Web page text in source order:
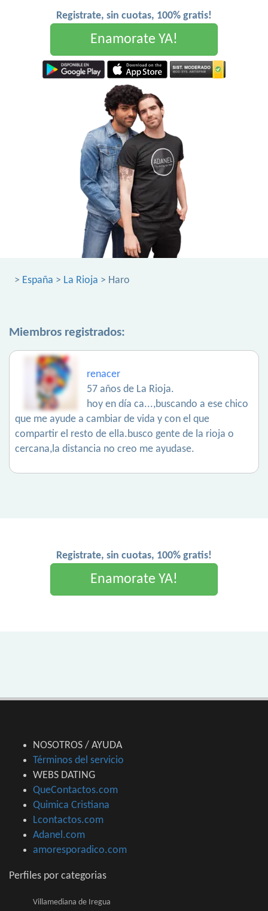
Registrate, sin cuotas, 100% gratis!
Enamorate YA!
> España > La Rioja > Haro
Miembros registrados:
renacer
57 años de La Rioja.
hoy en día ca...,buscando a ese chico
que me ayude a cambiar de vida y con el que
compartir el resto de ella.busco gente de la rioja o
cercana,la distancia no creo me ayudase.
Registrate, sin cuotas, 100% gratis!
Enamorate YA!
NOSOTROS / AYUDA
Términos del servicio
WEBS DATING
QueContactos.com
Quimica Cristiana
Lcontactos.com
Adanel.com
amoresporadico.com
Perfiles por categorias
Villamediana de Iregua